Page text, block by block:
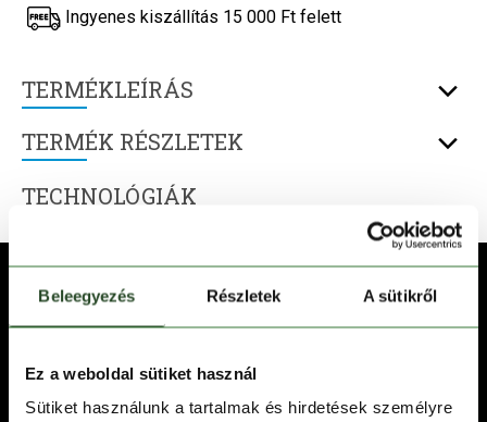
Beleegyezés Részletek A sütikről
Ez a weboldal sütiket használ
Sütiket használunk a tartalmak és hirdetések személyre
TERMÉKLEÍRÁS
TERMÉK RÉSZLETEK
TECHNOLÓGIÁK
Ingyenes kiszállítás 15 000 Ft felett